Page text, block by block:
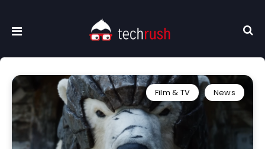
Film & TV News